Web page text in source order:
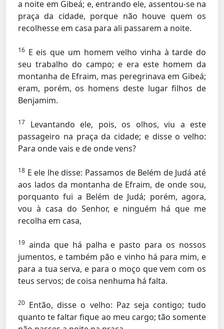
a noite em Gibeá; e, entrando ele, assentou-se na
praça da cidade, porque não houve quem os
recolhesse em casa para ali passarem a noite.
16 E eis que um homem velho vinha à tarde do
seu trabalho do campo; e era este homem da
montanha de Efraim, mas peregrinava em Gibeá;
eram, porém, os homens deste lugar filhos de
Benjamim.
17
Levantando ele, pois, os olhos, viu a este
passageiro na praça da cidade; e disse o velho:
Para onde vais e de onde vens?
18 E ele lhe disse: Passamos de Belém de Judá até
aos lados da montanha de Efraim, de onde sou,
porquanto fui a Belém de Judá; porém, agora,
vou à casa do Senhor, e ninguém há que me
recolha em casa,
19 ainda que há palha e pasto para os nossos
jumentos, e também pão e vinho há para mim, e
para a tua serva, e para o moço que vem com os
teus servos; de coisa nenhuma há falta.
20 Então, disse o velho: Paz seja contigo; tudo
quanto te faltar fique ao meu cargo; tão somente